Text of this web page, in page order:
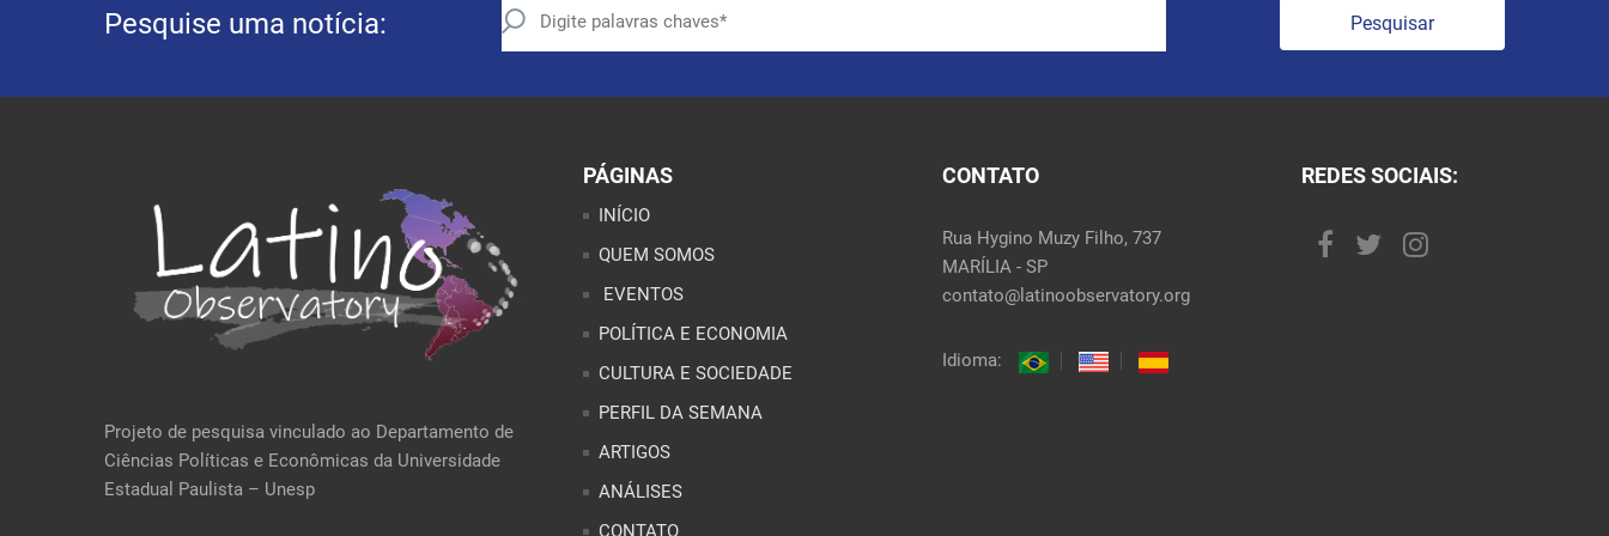
Pesquise uma notícia: Pesquisar
Projeto de pesquisa vinculado ao Departamento de
Ciências Políticas e Econômicas da Universidade
Estadual Paulista – Unesp
PÁGINAS
INÍCIO
QUEM SOMOS
EVENTOS
POLÍTICA E ECONOMIA
CULTURA E SOCIEDADE
PERFIL DA SEMANA
ARTIGOS
ANÁLISES
CONTATO
CONTATO
Rua Hygino Muzy Filho, 737
MARÍLIA - SP
contato@latinoobservatory.org
Idioma:
REDES SOCIAIS: